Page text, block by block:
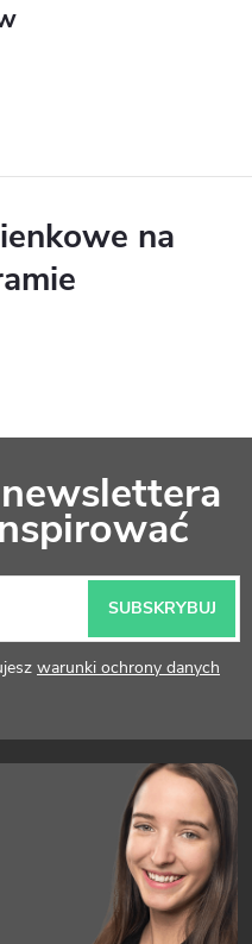
na
warunki ochrony danych
SUBSKRYBUJ